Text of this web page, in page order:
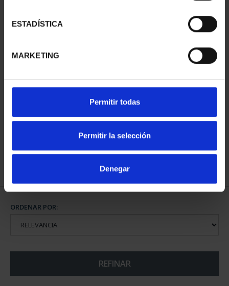
ESTADÍSTICA
MARKETING
Permitir todas
Permitir la selección
Denegar
CAPITALES ESPAÑOLAS
73,00 €
ORDENAR POR:
REFINAR